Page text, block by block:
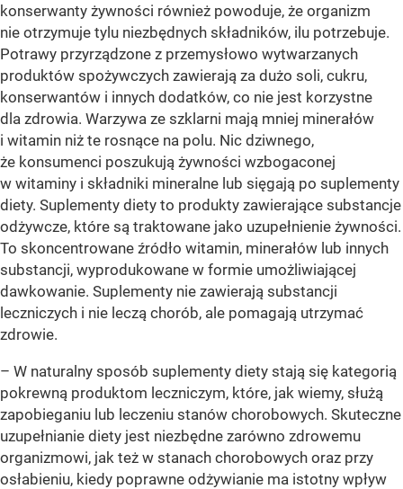
konserwanty żywności również powoduje, że organizm
nie otrzymuje tylu niezbędnych składników, ilu potrzebuje.
Potrawy przyrządzone z przemysłowo wytwarzanych
produktów spożywczych zawierają za dużo soli, cukru,
konserwantów i innych dodatków, co nie jest korzystne
dla zdrowia. Warzywa ze szklarni mają mniej minerałów
i witamin niż te rosnące na polu. Nic dziwnego,
że konsumenci poszukują żywności wzbogaconej
w witaminy i składniki mineralne lub sięgają po suplementy
diety. Suplementy diety to produkty zawierające substancje
odżywcze, które są traktowane jako uzupełnienie żywności.
To skoncentrowane źródło witamin, minerałów lub innych
substancji, wyprodukowane w formie umożliwiającej
dawkowanie. Suplementy nie zawierają substancji
leczniczych i nie leczą chorób, ale pomagają utrzymać
zdrowie.
– W naturalny sposób suplementy diety stają się kategorią
pokrewną produktom leczniczym, które, jak wiemy, służą
zapobieganiu lub leczeniu stanów chorobowych. Skuteczne
uzupełnianie diety jest niezbędne zarówno zdrowemu
organizmowi, jak też w stanach chorobowych oraz przy
osłabieniu, kiedy poprawne odżywianie ma istotny wpływ